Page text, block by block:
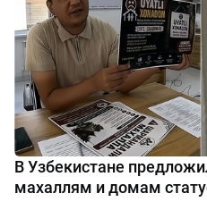
В Узбекистане
махаллям и домам